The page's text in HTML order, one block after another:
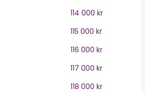
114 000 kr
115 000 kr
116 000 kr
117 000 kr
118 000 kr